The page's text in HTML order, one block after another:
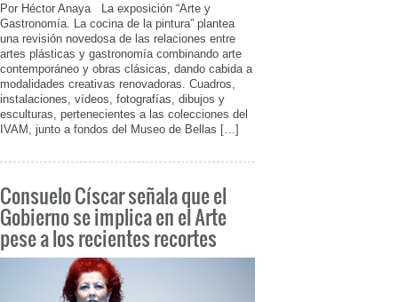
Por Héctor Anaya La exposición “Arte y
Gastronomía. La cocina de la pintura” plantea
una revisión novedosa de las relaciones entre
artes plásticas y gastronomía combinando arte
contemporáneo y obras clásicas, dando cabida a
modalidades creativas renovadoras. Cuadros,
instalaciones, vídeos, fotografías, dibujos y
esculturas, pertenecientes a las colecciones del
IVAM, junto a fondos del Museo de Bellas […]
Consuelo Císcar señala que el
Gobierno se implica en el Arte
pese a los recientes recortes